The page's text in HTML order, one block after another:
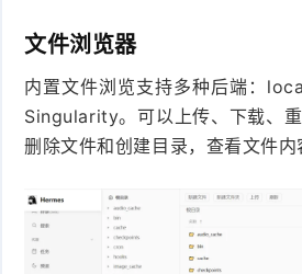
文件浏览器
内置文件浏览支持多种后端：
Singularity。可以上传、下载、重
删除文件和创建目录，查看文件内